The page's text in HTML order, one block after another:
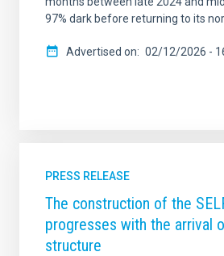
97% dark before returning to its
Advertised on 02/12/2026 -
PRESS RELEASE
The construction of the
progresses with the arrival
structure